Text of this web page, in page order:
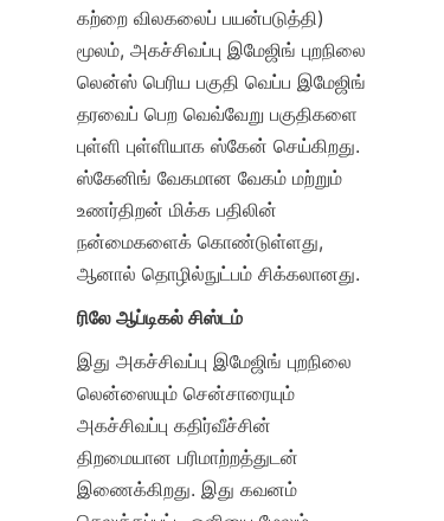
கற்றை விலகலைப் பயன்படுத்தி)
மூலம், அகச்சிவப்பு இமேஜிங் புறநிலை
லென்ஸ் பெரிய பகுதி வெப்ப இமேஜிங்
தரவைப் பெற வெவ்வேறு பகுதிகளை
புள்ளி புள்ளியாக ஸ்கேன் செய்கிறது.
ஸ்கேனிங் வேகமான வேகம் மற்றும்
உணர்திறன் மிக்க பதிலின்
நன்மைகளைக் கொண்டுள்ளது,
ஆனால் தொழில்நுட்பம் சிக்கலானது.
ரிலே ஆப்டிகல் சிஸ்டம்
இது அகச்சிவப்பு இமேஜிங் புறநிலை
லென்ஸையும் சென்சாரையும்
அகச்சிவப்பு கதிர்வீச்சின்
திறமையான பரிமாற்றத்துடன்
இணைக்கிறது. இது கவனம்